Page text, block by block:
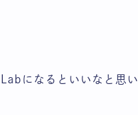
になるといいなと思い